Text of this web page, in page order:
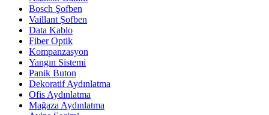
Bosch Şofben
Vaillant Şofben
Data Kablo
Fiber Optik
Kompanzasyon
Yangın Sistemi
Panik Buton
Dekoratif Aydınlatma
Ofis Aydınlatma
Mağaza Aydınlatma